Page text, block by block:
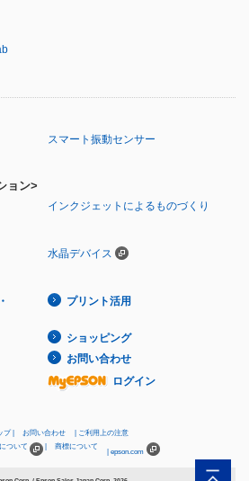
スマート振動センサー
ョン>
インクジェットによるものづくり
水晶デバイス
プリント活用
ショッピング
お問い合わせ
ログイン
プ お問い合わせ
ご利用上の注意
ついて
商標について
epson.com